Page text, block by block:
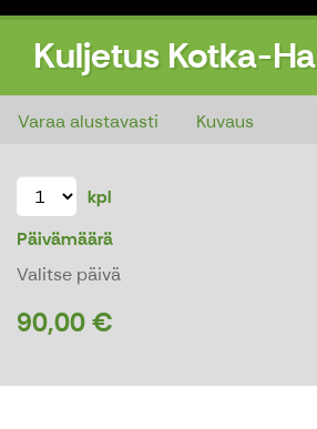
Kuljetus Kotka-
Kuljetus Kotka-Harju 50
Varaa alustavasti Kuvaus
kpl
Päivämäärä
Valitse päivä
90,00 €